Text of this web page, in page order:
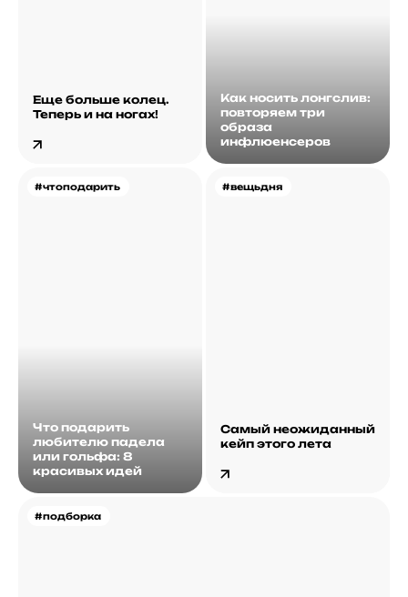
Еще больше колец.
Теперь и на ногах!
Как носить лонгслив:
повторяем три
образа
инфлюенсеров
#чтоподарить
Что подарить
любителю падела
или гольфа: 8
красивых идей
#подборка
#вещьдня
Самый неожиданный
кейп этого лета